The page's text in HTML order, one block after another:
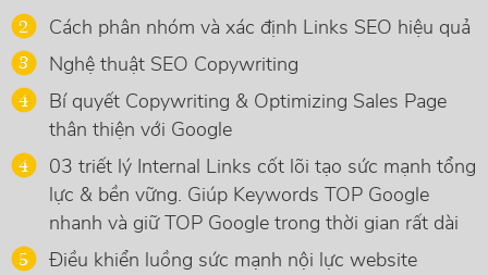
Cách phân nhóm và xác định Links SEO hiệu quả
Nghệ thuật SEO Copywriting
Bí quyết Copywriting & Optimizing Sales Page
thân thiện với Google
03 triết lý Internal Links cốt lõi tạo sức mạnh tổng
lực & bền vững. Giúp Keywords TOP Google
nhanh và giữ TOP Google trong thời gian rất dài
Điều khiển luồng sức mạnh nội lực website